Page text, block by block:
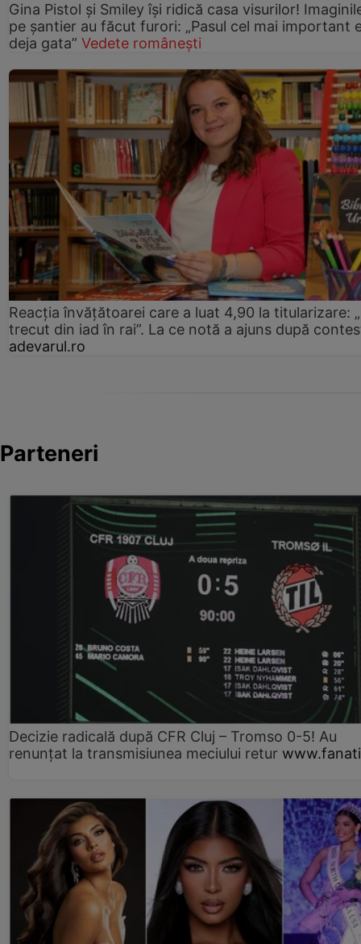
Gina Pistol și Smiley își ridică casa visurilor!
pe șantier au făcut furori: „Pasul cel mai important
deja gata” Vedete românești
Reacția învățătoarei care a luat 4,90 la titularizare:
trecut din iad în rai”. La ce notă a ajuns după
adevarul.ro
Parteneri
Decizie radicală după CFR Cluj – Tromso 0-5! Au
renunțat la transmisiunea meciului retur